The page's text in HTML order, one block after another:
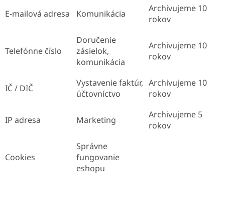
E-mailová adresa Komunikácia
Archivujeme 10
rokov
Telefónne číslo
Doručenie
zásielok,
komunikácia
Archivujeme 10
rokov
IČ / DIČ
Vystavenie faktúr,
účtovníctvo
Archivujeme 10
rokov
IP adresa Marketing
Archivujeme 5
rokov
Cookies
Správne
fungovanie
eshopu